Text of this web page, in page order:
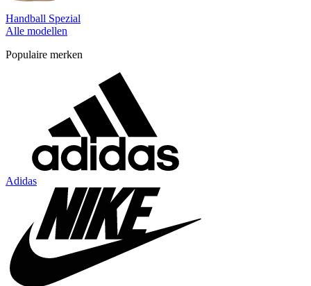
Handball Spezial
Alle modellen
Populaire merken
Adidas